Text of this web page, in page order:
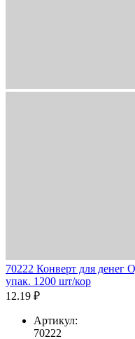
70222 Конверт для
упак. 1200 шт/кор
12.19 ₽
Артикул:
70222